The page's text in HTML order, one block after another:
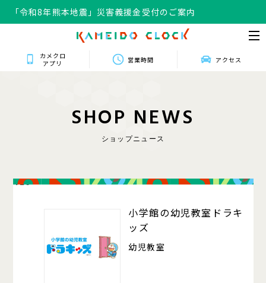
「令和8年熊本地震」災害義援金受付のご案内
カメクロ
アプリ
営業時間 アクセス
SHOP NEWS
ショップニュース
420
小学館の幼児教室ドラキ
ッズ
幼児教室